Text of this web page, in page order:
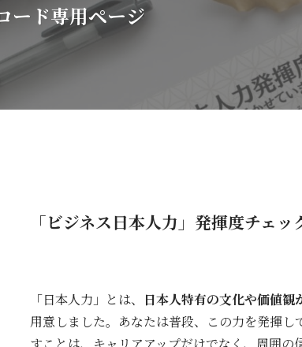
ード専用ページ
「ビジネス日本人力」発揮度チェッ
「日本人力」とは、 日本人特有の文化や価値
用意しました。あなたは普段、この力を発揮
すことは、キャリアアップだけでなく、周囲の